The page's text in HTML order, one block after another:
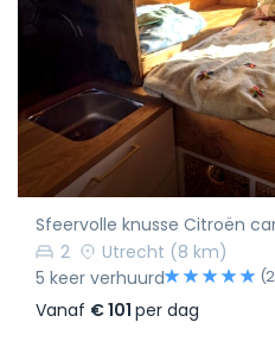
Sfeervolle knusse Citroën
2
Utrecht (8 km)
5 keer verhuurd
Vanaf € 101 per dag